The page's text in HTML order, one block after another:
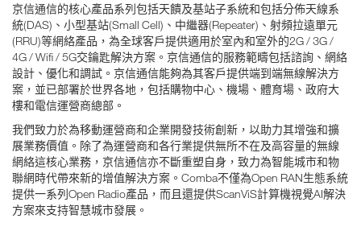
京信通信的核心產品系列包括天饋及基站子系統和包括分佈天線系
統(DAS)、小型基站(Small Cell)、中繼器(Repeater)、射頻拉遠單元
(RRU)等網絡產品，為全球客戶提供適用於室內和室外的2G / 3G /
4G / Wifi / 5G交鑰匙解決方案。京信通信的服務範疇包括諮詢、網絡
設計、優化和調試。京信通信能夠為其客戶提供端到端無線解決方
案，並已部署於世界各地，包括購物中心、機場、體育場、政府大
樓和電信運營商總部。
我們致力於為移動運營商和企業開發技術創新，以助力其增強和擴
展業務價值。除了為運營商和各行業提供無所不在及高容量的無線
網絡這核心業務，京信通信亦不斷重塑自身，致力為智能城市和物
聯網時代帶來新的增值解決方案。Comba不僅為Open RAN生態系統
提供一系列Open Radio產品，而且還提供ScanViS計算機視覺AI解決
方案來支持智慧城市發展。